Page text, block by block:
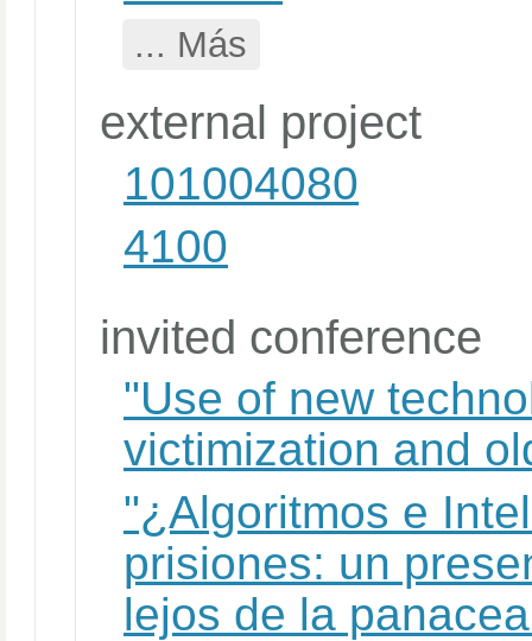
... Más
external project
101004080
4100
invited conference
"Use of new
victimization and
"¿Algoritmos e
prisiones: un
lejos de la